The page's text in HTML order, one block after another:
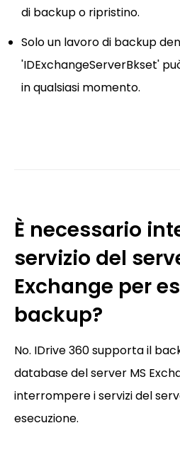
di backup o ripristino.
Solo un lavoro di backup
'IDExchangeServerBkset'
in qualsiasi momento.
È necessario
servizio del
Exchange per
backup?
No. IDrive 360 supporta il
database del server MS
interrompere i servizi del
esecuzione.